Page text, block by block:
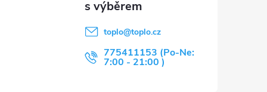
toplo@toplo.cz
775411153 (Po-Ne:
7:00 - 21:00 )